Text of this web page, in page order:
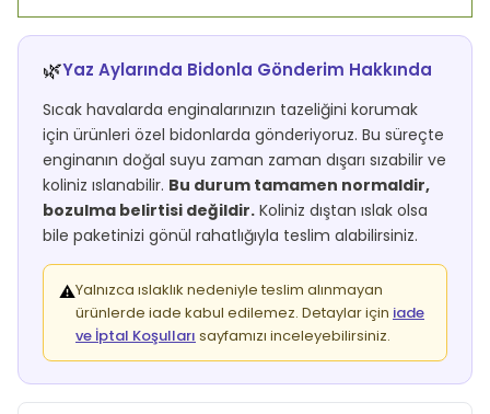
🌿Yaz Aylarında Bidonla Gönderim Hakkında
Sıcak havalarda enginalarınızın tazeliğini korumak
için ürünleri özel bidonlarda gönderiyoruz. Bu süreçte
enginanın doğal suyu zaman zaman dışarı sızabilir ve
koliniz ıslanabilir. Bu durum tamamen normaldir,
bozulma belirtisi değildir. Koliniz dıştan ıslak olsa
bile paketinizi gönül rahatlığıyla teslim alabilirsiniz.
⚠️Yalnızca ıslaklık nedeniyle teslim alınmayan
ürünlerde iade kabul edilemez. Detaylar için iade
ve İptal Koşulları sayfamızı inceleyebilirsiniz.